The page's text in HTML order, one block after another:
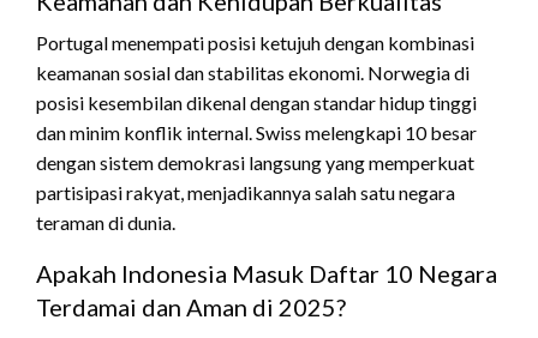
Portugal menempati posisi ketujuh dengan kombinasi
keamanan sosial dan stabilitas ekonomi. Norwegia di
posisi kesembilan dikenal dengan standar hidup tinggi
dan minim konflik internal. Swiss melengkapi 10 besar
dengan sistem demokrasi langsung yang memperkuat
partisipasi rakyat, menjadikannya salah satu negara
teraman di dunia.
Apakah Indonesia Masuk Daftar 10 Negara
Terdamai dan Aman di 2025?